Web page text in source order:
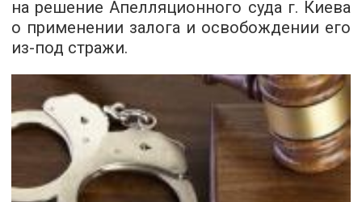
на решение Апелляционного суда г. Киева
о применении залога и освобождении его
из-под стражи.